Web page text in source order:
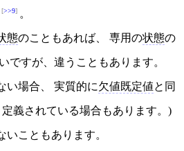
>>9 。
態のこともあれば、 専用の状態の
ですが、違うこともあります。
い場合、 実質的に欠値既定値と同
義されている場合もあります。)
いこともあります。